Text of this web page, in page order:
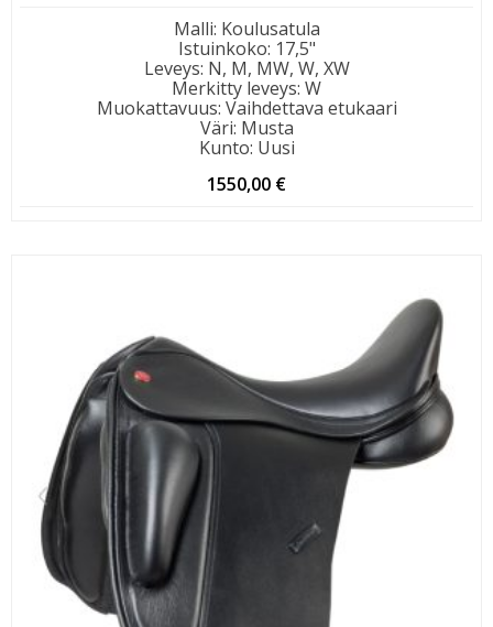
Malli: Koulusatula
Istuinkoko: 17,5"
Leveys: N, M, MW, W, XW
Merkitty leveys: W
Muokattavuus: Vaihdettava etukaari
Väri: Musta
Kunto: Uusi
1550,00 €